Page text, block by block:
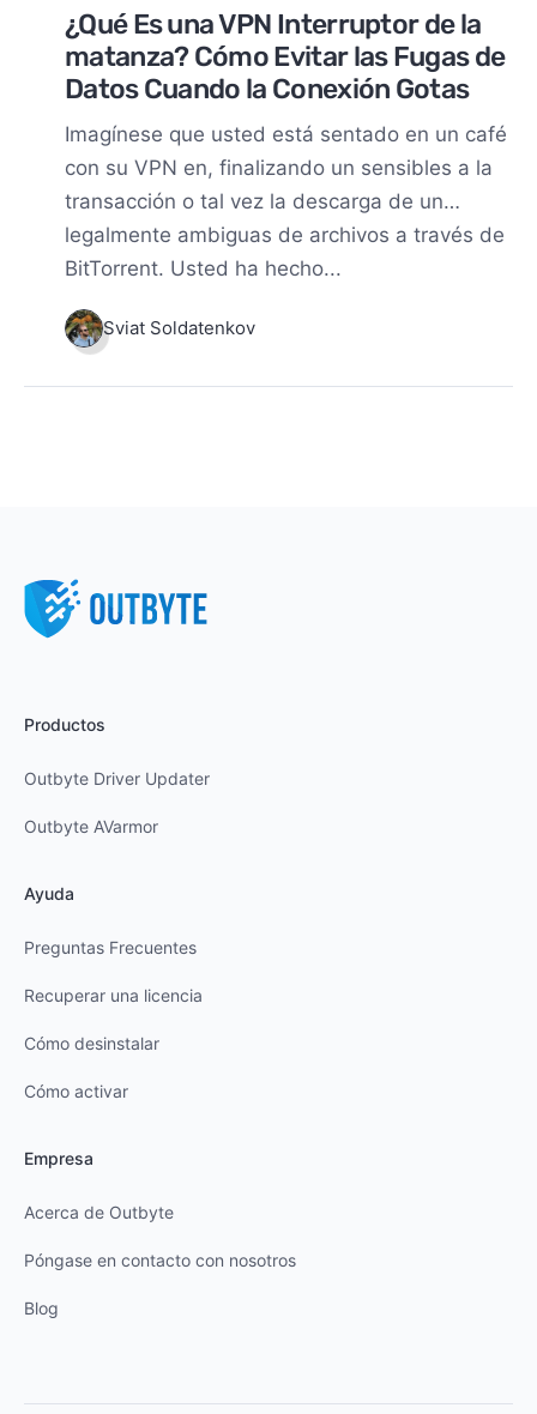
¿Qué Es una VPN Interruptor de la
matanza? Cómo Evitar las Fugas de
Datos Cuando la Conexión Gotas
Imagínese que usted está sentado en un café
con su VPN en, finalizando un sensibles a la
transacción o tal vez la descarga de un…
legalmente ambiguas de archivos a través de
BitTorrent. Usted ha hecho...
Sviat Soldatenkov
Productos
Outbyte Driver Updater
Outbyte AVarmor
Ayuda
Preguntas Frecuentes
Recuperar una licencia
Cómo desinstalar
Cómo activar
Empresa
Acerca de Outbyte
Póngase en contacto con nosotros
Blog